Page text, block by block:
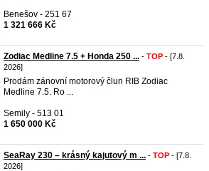
Benešov - 251 67
1 321 666 Kč
Zodiac Medline 7.5 + Honda 250 ... - TOP - [7.8.
2026]
Prodám zánovní motorový člun RIB Zodiac
Medline 7.5. Ro ...
Semily - 513 01
1 650 000 Kč
SeaRay 230 – krásný kajutový m ... - TOP - [7.8.
2026]